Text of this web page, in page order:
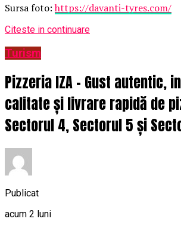
Sursa foto:https://davanti-tyres.com/
Citeste in continuare
Turism
Pizzeria IZA – Gust autentic,
calitate și livrare rapidă de
Sectorul 4, Sectorul 5 și
Publicat
acum 2 luni